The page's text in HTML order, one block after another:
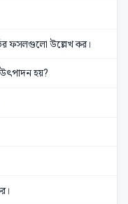
ফসলগুলো উল্লেখ কর।
হয়?